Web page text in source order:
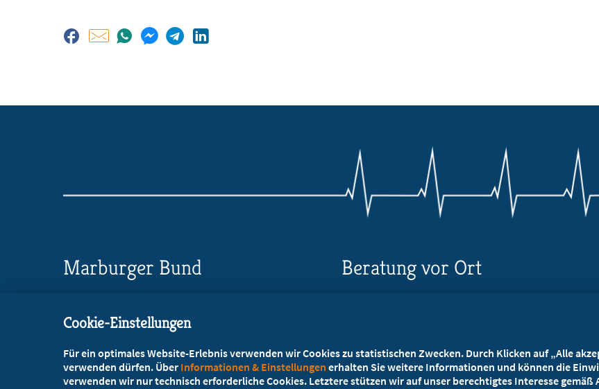
Marburger Bund
Bavariaring 42, 80336 München
+49 89 4520501-0
+49 89 4520501-10
Beratung vor Ort
Cookie-Einstellungen
Für ein optimales Website-Erlebnis verwenden wir Cookies zu statistischen Zwecken. Durch Klicken auf „Alle
verwenden dürfen. Über Informationen & Einstellungen erhalten Sie weitere Informationen und können die
verwenden wir nur technisch erforderliche Cookies. Letztere stützen wir auf unser berechtigtes Interesse gemäß